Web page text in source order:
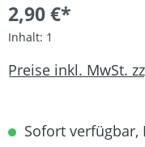
2,90 €*
Inhalt: 1
Preise inkl. MwSt.
Sofort verfügbar,